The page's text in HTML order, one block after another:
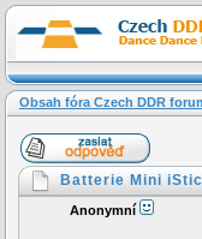
Obsah fóra Czech DDR
Batterie Mini
Anonymní